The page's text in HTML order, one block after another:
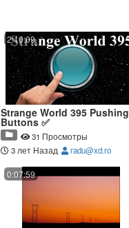
2:10:09
Strange World 395 Pushing
Buttons ✅
31 Просмотры
3 лет Назад
radu@xd.ro
0:07:59